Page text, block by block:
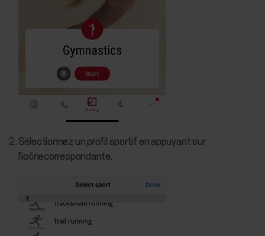
Sélectionnez un profil sportif en appuyant sur
l'icônecorrespondante.